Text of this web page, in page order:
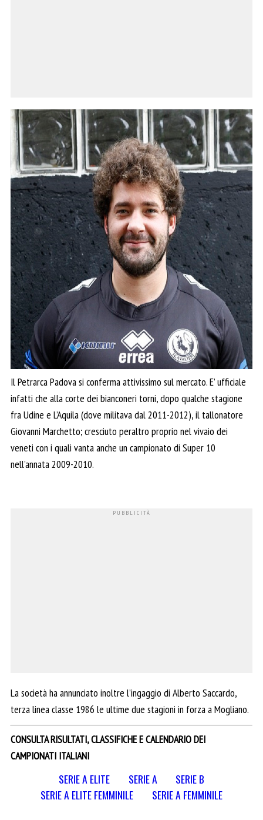
Il Petrarca Padova si conferma attivissimo sul mercato. E’ ufficiale
infatti che alla corte dei bianconeri torni, dopo qualche stagione
fra Udine e L’Aquila (dove militava dal 2011-2012), il tallonatore
Giovanni Marchetto; cresciuto peraltro proprio nel vivaio dei
veneti con i quali vanta anche un campionato di Super 10
nell’annata 2009-2010.
La società ha annunciato inoltre l’ingaggio di Alberto Saccardo,
terza linea classe 1986 le ultime due stagioni in forza a Mogliano.
CONSULTA RISULTATI, CLASSIFICHE E CALENDARIO DEI
CAMPIONATI ITALIANI
SERIE A ELITE SERIE A
SERIE B
SERIE A ELITE FEMMINILE
SERIE A FEMMINILE